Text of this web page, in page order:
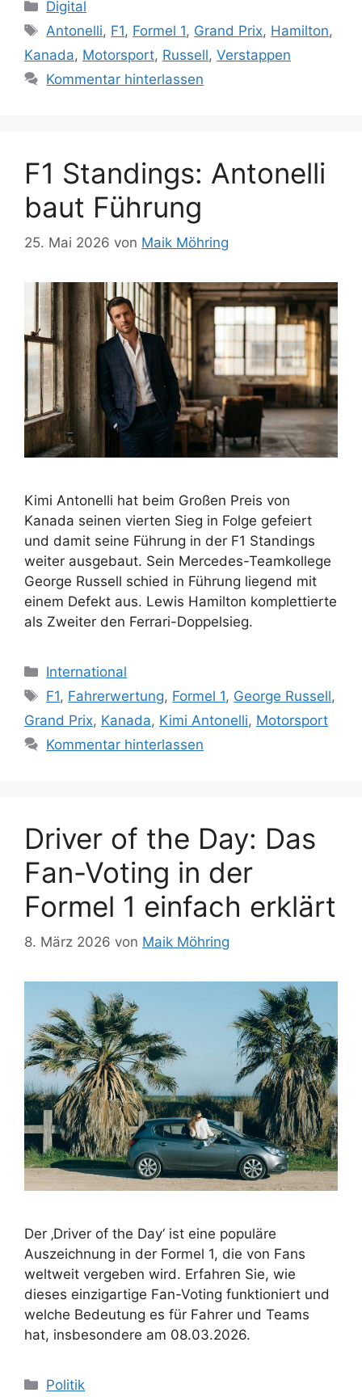
Digital
Schlagwörter
Antonelli, F1, Formel 1, Grand Prix, Hamilton,
Kanada, Motorsport, Russell, Verstappen
Kommentar hinterlassen
F1 Standings: Antonelli
baut Führung
25. Mai 2026 von Maik Möhring
Kimi Antonelli hat beim Großen Preis von
Kanada seinen vierten Sieg in Folge gefeiert
und damit seine Führung in der F1 Standings
weiter ausgebaut. Sein Mercedes-Teamkollege
George Russell schied in Führung liegend mit
einem Defekt aus. Lewis Hamilton komplettierte
als Zweiter den Ferrari-Doppelsieg.
Kategorien
International
Schlagwörter
F1, Fahrerwertung, Formel 1, George Russell,
Grand Prix, Kanada, Kimi Antonelli, Motorsport
Kommentar hinterlassen
Driver of the Day: Das
Fan-Voting in der
Formel 1 einfach erklärt
8. März 2026 von Maik Möhring
Der ‚Driver of the Day‘ ist eine populäre
Auszeichnung in der Formel 1, die von Fans
weltweit vergeben wird. Erfahren Sie, wie
dieses einzigartige Fan-Voting funktioniert und
welche Bedeutung es für Fahrer und Teams
hat, insbesondere am 08.03.2026.
Kategorien
Politik